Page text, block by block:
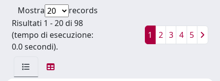
Mostra
records
Risultati 1 - 20 di 98
(tempo di esecuzione:
0.0 secondi).
1 2 3 4 5